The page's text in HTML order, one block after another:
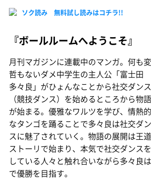
ソク読み 無料試し読みはコチラ!!
『ボールルームへようこそ』
月刊マガジンに連載中のマンガ。何も変
哲もないダメ中学生の主人公「富士田
多々良」がひょんなことから社交ダンス
（競技ダンス）を始めるところから物語
が始まる。優雅なワルツを学び、情熱的
なタンゴを踊ることで多々良は社交ダン
スに魅了されていく。物語の展開は王道
ストーリで始まり、本気で社交ダンスを
している人々と触れ合いながら多々良
で優勝を目指す。